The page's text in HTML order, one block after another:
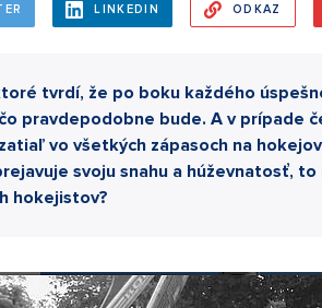
LINKEDIN ODKAZ
tvrdí, že po boku každého
pravdepodobne bude. A v prípade
vo všetkých zápasoch na
svoju snahu a húževnatosť,
hokejistov?